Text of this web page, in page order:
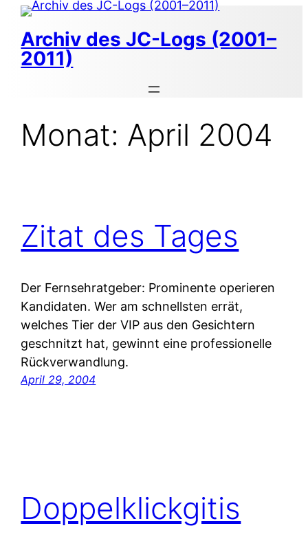
Zum
Inhalt
springen
Archiv des JC-Logs (2001–
2011)
Monat: April 2004
Zitat des Tages
Der Fernsehratgeber: Prominente operieren
Kandidaten. Wer am schnellsten errät,
welches Tier der VIP aus den Gesichtern
geschnitzt hat, gewinnt eine professionelle
Rückverwandlung.
April 29, 2004
Doppelklickgitis